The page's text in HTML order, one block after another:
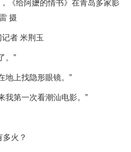
《给阿嬷的情书》在青岛多家影
摄
者 米荆玉
。”
地上找隐形眼镜。”
我第一次看潮汕电影。”
多火？